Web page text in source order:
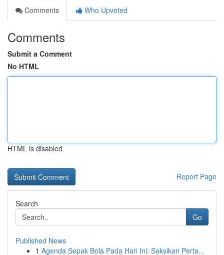
Comments
Who Upvoted
Comments
Submit a Comment
No HTML
HTML is disabled
Report Page
Search
Go
Published News
1 Agenda Sepak Bola Pada Hari Ini: Saksikan Perta...